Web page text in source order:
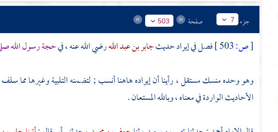
جزء 7 صفحة 503
[ص: فصل في إيراد حديثجابر بن عبد اللهرضي الله عنه ، فيحجة رسول الله
وهو وحده منسك مستقل ، رأينا أن إيراده هاهنا أنسب ; لتضمنه التلبية وغيرها مما
الأحاديث الواردة في معناه ، وبالله المستعان .